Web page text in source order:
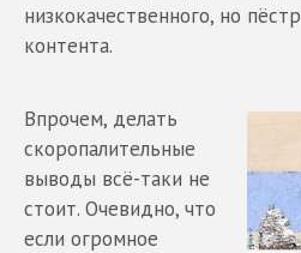
низкокачественного, но
контента.
Впрочем, делать
скоропалительные
выводы всё-таки не
стоит. Очевидно, что
если огромное